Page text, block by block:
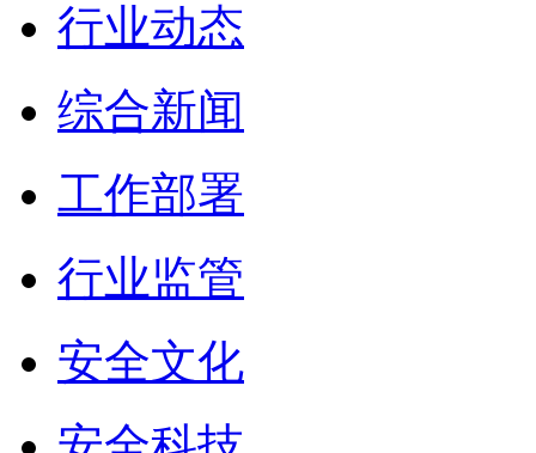
行业动态
综合新闻
工作部署
行业监管
安全文化